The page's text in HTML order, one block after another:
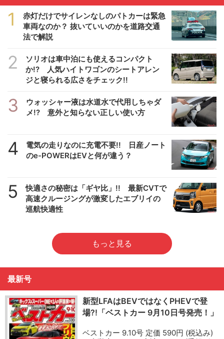
1
赤灯だけでサイレンなしのパトカーは緊急
車両なのか？ 抜いていいのかを道路交通
法で解説
2
ソリオは車中泊にも使えるコンパクト
か!? 人気ハイトワゴンのシートアレン
ジと寝られる広さをチェック!!
3
ウォッシャー液は水道水で代用しちゃダ
メ!? 意外と知らない正しい使い方
4
電気の走りなのに充電不要!! 日産ノート
のe-POWERはEVと何が違う？
5
快適さの秘密は「ギヤ比」!! 最新CVTで
高速クルージングが激変したエブリイの
巡航快適性
もっと見る
最新号
新型LFAはBEVではなくPHEVで登
場?!「ベストカー 9月10日号発売！」
ベストカー 9.10号 定価 590円 (税込み)